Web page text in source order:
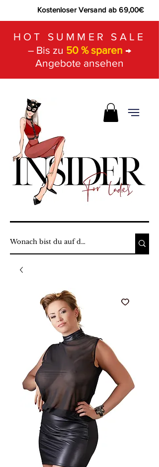
Kostenloser Versand ab 69,00€
HOT SUMMER SALE
– Bis zu 50 % sparen →
Angebote ansehen